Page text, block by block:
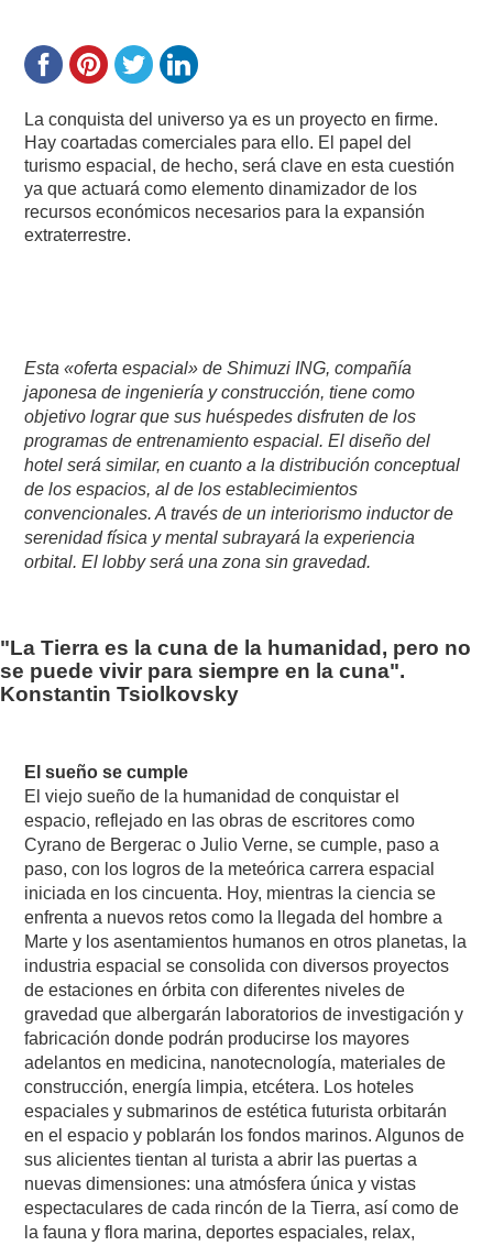
La conquista del universo ya es un proyecto en firme.
Hay coartadas comerciales para ello. El papel del
turismo espacial, de hecho, será clave en esta cuestión
ya que actuará como elemento dinamizador de los
recursos económicos necesarios para la expansión
extraterrestre.
Esta «oferta espacial» de Shimuzi ING, compañía
japonesa de ingeniería y construcción, tiene como
objetivo lograr que sus huéspedes disfruten de los
programas de entrenamiento espacial. El diseño del
hotel será similar, en cuanto a la distribución conceptual
de los espacios, al de los establecimientos
convencionales. A través de un interiorismo inductor de
serenidad física y mental subrayará la experiencia
orbital. El lobby será una zona sin gravedad.
"La Tierra es la cuna de la humanidad, pero no
se puede vivir para siempre en la cuna".
Konstantin Tsiolkovsky
El sueño se cumple
El viejo sueño de la humanidad de conquistar el
espacio, reflejado en las obras de escritores como
Cyrano de Bergerac o Julio Verne, se cumple, paso a
paso, con los logros de la meteórica carrera espacial
iniciada en los cincuenta. Hoy, mientras la ciencia se
enfrenta a nuevos retos como la llegada del hombre a
Marte y los asentamientos humanos en otros planetas, la
industria espacial se consolida con diversos proyectos
de estaciones en órbita con diferentes niveles de
gravedad que albergarán laboratorios de investigación y
fabricación donde podrán producirse los mayores
adelantos en medicina, nanotecnología, materiales de
construcción, energía limpia, etcétera. Los hoteles
espaciales y submarinos de estética futurista orbitarán
en el espacio y poblarán los fondos marinos. Algunos de
sus alicientes tientan al turista a abrir las puertas a
nuevas dimensiones: una atmósfera única y vistas
espectaculares de cada rincón de la Tierra, así como de
la fauna y flora marina, deportes espaciales, relax,